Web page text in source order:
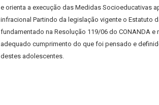
e orienta a execução das Medidas Socioeducativas
infracional Partindo da legislação vigente o Estatuto
fundamentado na Resolução 119/06 do CONANDA
adequado cumprimento do que foi pensado e
destes adolescentes.